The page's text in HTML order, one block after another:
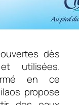
dès
utilisées.
en ce
propose